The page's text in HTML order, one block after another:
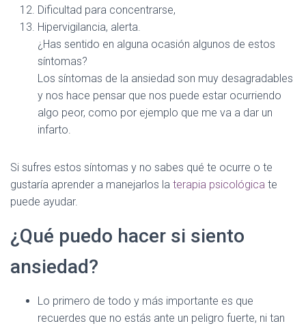
Dificultad para concentrarse,
Hipervigilancia, alerta.
¿Has sentido en alguna ocasión algunos de estos
síntomas?
Los síntomas de la ansiedad son muy desagradables
y nos hace pensar que nos puede estar ocurriendo
algo peor, como por ejemplo que me va a dar un
infarto.
Si sufres estos síntomas y no sabes qué te ocurre o te
gustaría aprender a manejarlos la terapia psicológica te
puede ayudar.
¿Qué puedo hacer si siento
ansiedad?
Lo primero de todo y más importante es que
recuerdes que no estás ante un peligro fuerte, ni tan